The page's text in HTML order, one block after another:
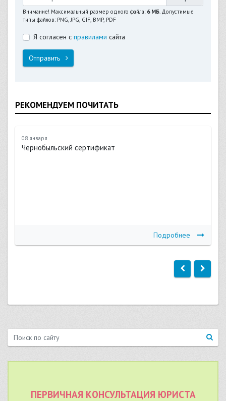
Внимание! Максимальный размер одного файла: 6 МБ. Допустимые
типы файлов: PNG, JPG, GIF, BMP, PDF
Я согласен с правилами сайта
Отправить
РЕКОМЕНДУЕМ ПОЧИТАТЬ
08 января
Чернобыльский сертификат
Подробнее
ПЕРВИЧНАЯ КОНСУЛЬТАЦИЯ ЮРИСТА